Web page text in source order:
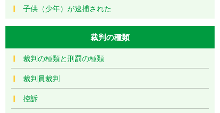
子供（少年）が逮捕された
裁判の種類
裁判の種類と刑罰の種類
裁判員裁判
控訴